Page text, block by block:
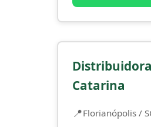
Catarina
Florianópolis /